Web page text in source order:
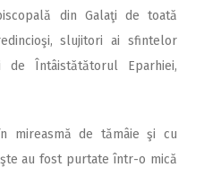
din Galaţi de toată
slujitori ai sfintelor
Întâistătătorul Eparhiei,
mireasmă de tămâie şi cu
au fost purtate într-o mică